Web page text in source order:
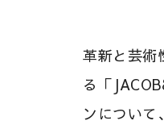
革新と芸術
る「
ンについて